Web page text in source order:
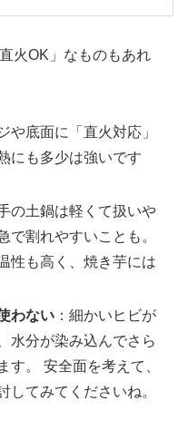
火OK」なものもあれ
や底面に「直火対応」
にも多少は強いです
の土鍋は軽くて扱いや
で割れやすいことも。
性も高く、焼き芋には
わない ：細かいヒビが
水分が染み込んでさら
す。 安全面を考えて、
してみてくださいね。